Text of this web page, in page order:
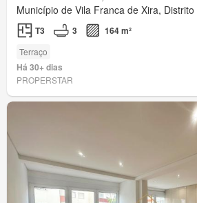
Município de Vila Franca de Xira,
T3 3 164 m²
Terraço
Há 30+ dias
PROPERSTAR